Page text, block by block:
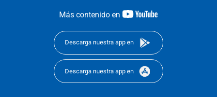
Más contenido en
youtube-
Descarga nuestra app en
Descarga nuestra app en